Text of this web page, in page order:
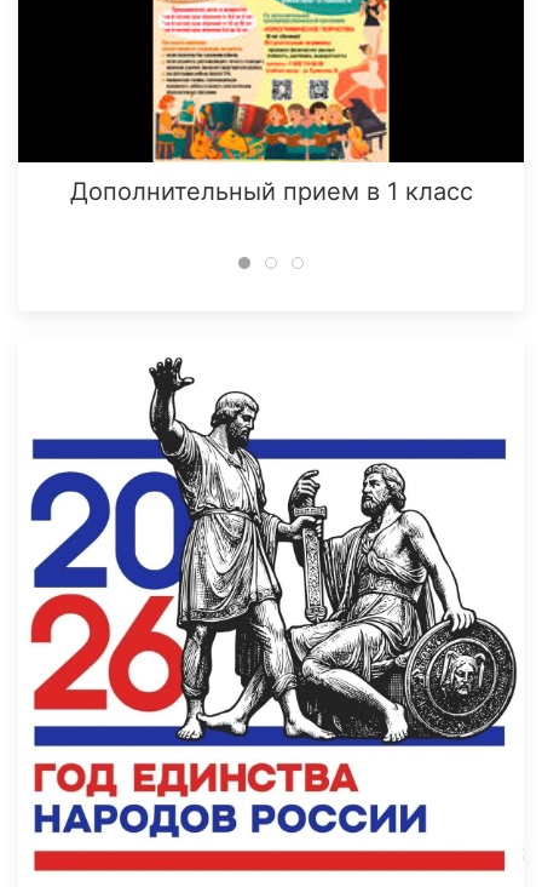
Дополнительный прием в 1 класс